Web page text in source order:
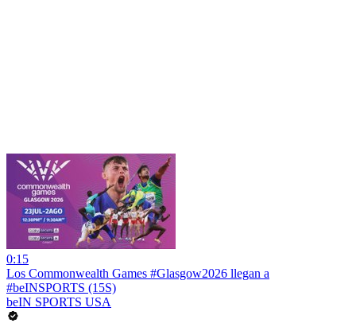
0:15
Los Commonwealth Games #Glasgow2026 llegan a
#beINSPORTS (15S)
beIN SPORTS USA